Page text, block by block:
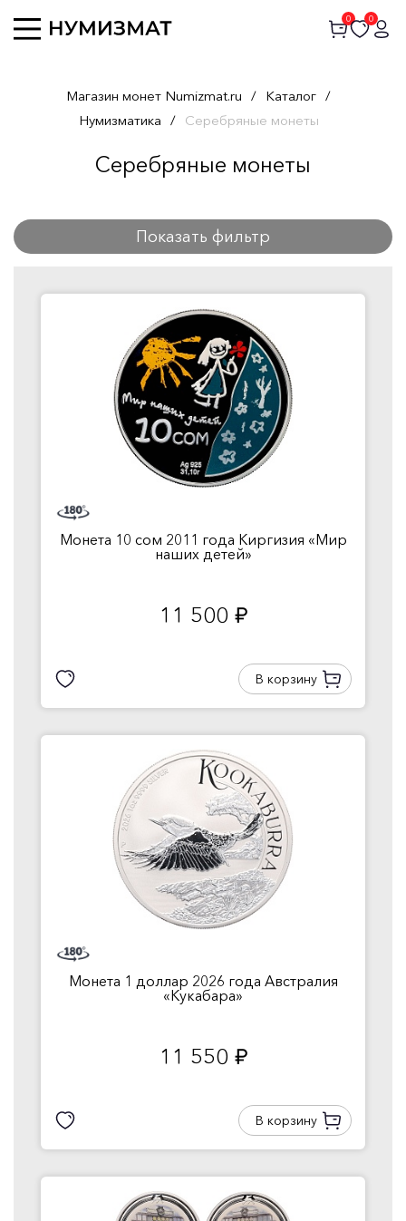
0 0
Магазин монет Numizmat.ru / Каталог /
Нумизматика / Серебряные монеты
Серебряные монеты
Показать фильтр
Монета 10 сом 2011 года Киргизия «Мир
наших детей»
11 500 руб.
В корзину
Монета 1 доллар 2026 года Австралия
«Кукабара»
11 550 руб.
В корзину